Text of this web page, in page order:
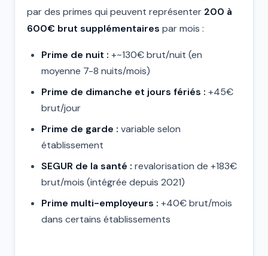
par des primes qui peuvent représenter 200 à
600€ brut supplémentaires par mois :
Prime de nuit : +~130€ brut/nuit (en
moyenne 7-8 nuits/mois)
Prime de dimanche et jours fériés : +45€
brut/jour
Prime de garde : variable selon
établissement
SEGUR de la santé : revalorisation de +183€
brut/mois (intégrée depuis 2021)
Prime multi-employeurs : +40€ brut/mois
dans certains établissements